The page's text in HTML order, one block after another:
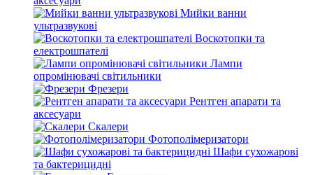
Мийки ванни
ультразвукові
Воскотопки та
електрошпателі
Лампи
опромінювачі світильники
Фрезери
Рентген апарати та
аксесуари
Скалери
Фотополімеризатори
Шафи сухожарові
та бактерицидні